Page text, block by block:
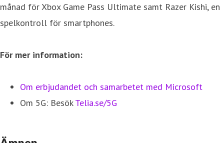
månad för Xbox Game Pass Ultimate samt Razer Kishi, en
spelkontroll för smartphones.
För mer information:
Om erbjudandet och samarbetet med Microsoft
Om 5G: BesökTelia.se/5G